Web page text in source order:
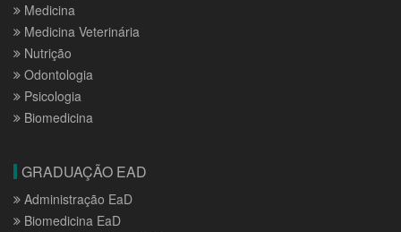
Medicina
Medicina Veterinária
Nutrição
Odontologia
Psicologia
Biomedicina
GRADUAÇÃO EAD
Administração EaD
Biomedicina EaD